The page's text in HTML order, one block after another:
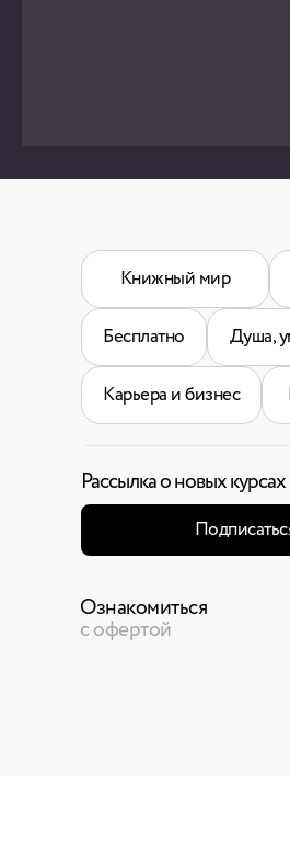
Ознакомиться
с офертой
Книжный мир
Карьера и бизнес
Душа,
Бесплатно
Рассылка о новых